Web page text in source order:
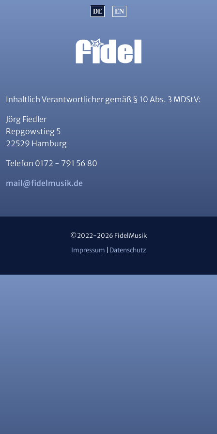
DE EN
Inhaltlich Verantwortlicher gemäß § 10 Abs. 3 MDStV:
Jörg Fiedler
Repgowstieg 5
22529 Hamburg
Telefon 0172 - 791 56 80
mail@fidelmusik.de
©2022-2026 FidelMusik
Impressum
Datenschutz